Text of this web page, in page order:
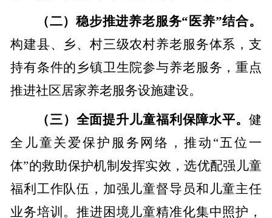
（二）稳步推进养老服务“医养”结合。
构建县、乡、村三级农村养老服务体系，支
持有条件的乡镇卫生院参与养老服务，重点
推进社区居家养老服务设施建设。
（三）全面提升儿童福利保障水平。 健
全儿童关爱保护服务网络，推动“五位一
体”的救助保护机制发挥实效，选优配强儿童
福利工作队伍，加强儿童督导员和儿童主任
业务培训。推进困境儿童精准化集中照护，